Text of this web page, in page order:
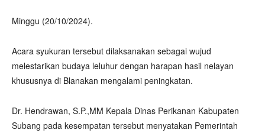
Minggu (20/10/2024).
Acara syukuran tersebut dilaksanakan sebagai wujud
melestarikan budaya leluhur dengan harapan hasil nelayan
khususnya di Blanakan mengalami peningkatan.
Dr. Hendrawan, S.P.,MM Kepala Dinas Perikanan Kabupaten
Subang pada kesempatan tersebut menyatakan Pemerintah